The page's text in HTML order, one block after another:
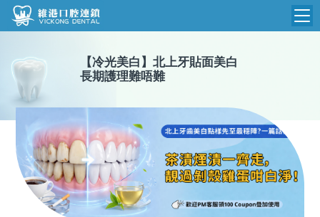
維港首頁
品牌介紹
環境設備
醫院新聞
收費標準
N
收費總表
植牙收費
根管收費
醫生團隊
門診時間
【冷光美白 】 北上牙貼面美白
長期護理難唔難